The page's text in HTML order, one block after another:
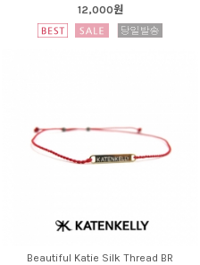
12,000원
Beautiful Katie Silk Thread BR